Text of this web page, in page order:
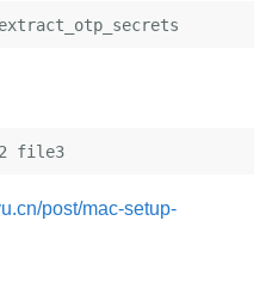
post/mac-setup-